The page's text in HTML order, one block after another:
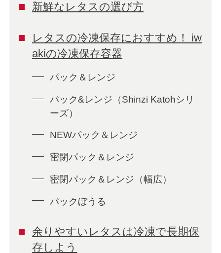
新鮮なレタスの選び方
レタスの冷凍保存におすすめ！ iw
akiの冷凍保存容器
パック＆レンジ
パック&レンジ（Shinzi Katohシリ
ーズ）
NEWパック＆レンジ
密閉パック＆レンジ
密閉パック＆レンジ（幅広）
パックぼうる
余りやすいレタスは冷凍で長期保
存しよう